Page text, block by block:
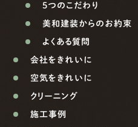
5つのこだわり
美和建装からのお約束
よくある質問
会社をきれいに
空気をきれいに
クリーニング
施工事例